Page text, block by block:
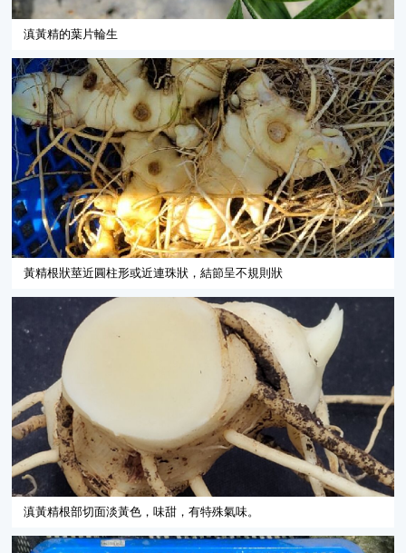
滇黃精的葉片輪生
黃精根狀莖近圓柱形或近連珠狀，結節呈不規則狀
滇黃精根部切面淡黃色，味甜，有特殊氣味。